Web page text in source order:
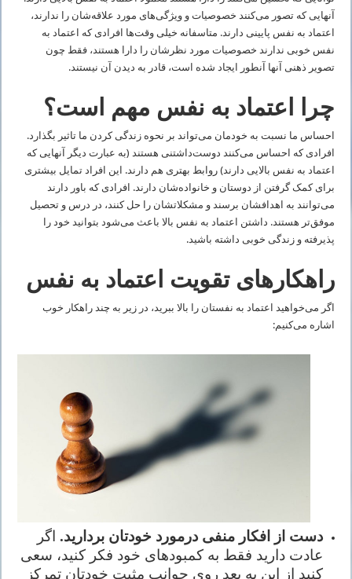
آنهایی که تصور می‌کنند خصوصیات و ویژگی‌های مورد علاقه‌شان را ندارند،
اعتماد به‌ نفس پایینی دارند. متاسفانه خیلی وقت‌ها افرادی که اعتماد به
‌نفس خوبی ندارند خصوصیات مورد نظرشان را دارا هستند، فقط چون
تصویر ذهنی آنها آنطور ایجاد شده است، قادر به دیدن آن نیستند.
چرا اعتماد به ‌نفس مهم است؟
احساس ما نسبت به خودمان می‌تواند بر نحوه زندگی کردن ما تاثیر بگذارد.
افرادی که احساس می‌کنند دوست‌داشتنی هستند (به عبارت دیگر آنهایی که
اعتماد به ‌نفس بالایی دارند) روابط بهتری هم دارند. این افراد تمایل بیشتری
برای کمک گرفتن از دوستان و خانواده‌شان دارند. افرادی که باور دارند
می‌توانند به اهدافشان برسند و مشکلاتشان را حل کنند، در درس و تحصیل
موفق‌تر هستند. داشتن اعتماد به ‌نفس بالا باعث می‌شود بتوانید خود را
پذیرفته و زندگی خوبی داشته باشید.
راهکارهای تقویت اعتماد به ‌نفس
اگر می‌خواهید اعتماد به ‌نفستان را بالا ببرید، در زیر به چند راهکار خوب
اشاره می‌کنیم:
دست از افکار منفی درمورد خودتان بردارید. اگر
عادت دارید فقط به کمبودهای خود فکر کنید، سعی
کنید از این به بعد روی جوانب مثبت خودتان تمرکز